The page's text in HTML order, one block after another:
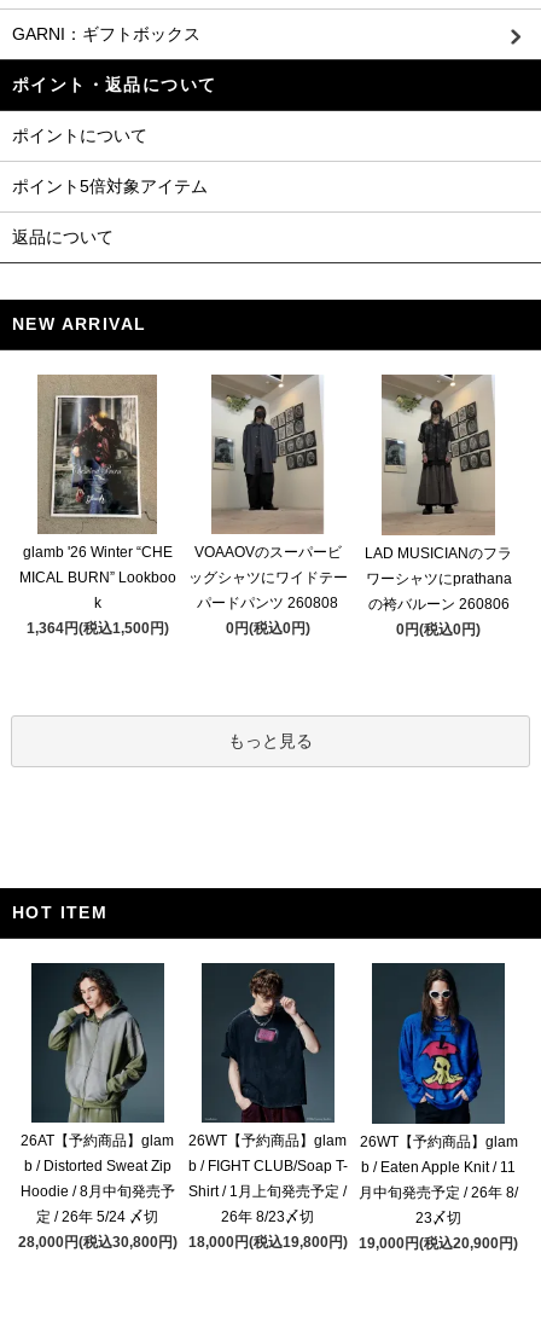
GARNI：ギフトボックス
ポイント・返品について
ポイントについて
ポイント5倍対象アイテム
返品について
NEW ARRIVAL
glamb '26 Winter “CHE
MICAL BURN” Lookboo
k
1,364円(税込1,500円)
VOAAOVのスーパービ
ッグシャツにワイドテー
パードパンツ 260808
0円(税込0円)
LAD MUSICIANのフラ
ワーシャツにprathana
の袴バルーン 260806
0円(税込0円)
もっと見る
HOT ITEM
26AT【予約商品】glam
b / Distorted Sweat Zip
Hoodie / 8月中旬発売予
定 / 26年 5/24 〆切
28,000円(税込30,800円)
26WT【予約商品】glam
b / FIGHT CLUB/Soap T-
Shirt / 1月上旬発売予定 /
26年 8/23〆切
18,000円(税込19,800円)
26WT【予約商品】glam
b / Eaten Apple Knit / 11
月中旬発売予定 / 26年 8/
23〆切
19,000円(税込20,900円)